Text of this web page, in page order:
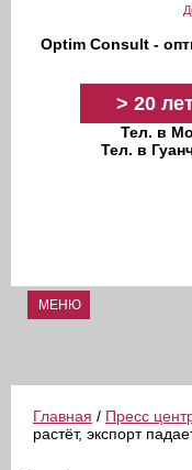
Перейти к основному
Optim Consult -
> 20
Тел. в
Тел. в
МЕНЮ
Главная / Пресс
растёт, экспорт